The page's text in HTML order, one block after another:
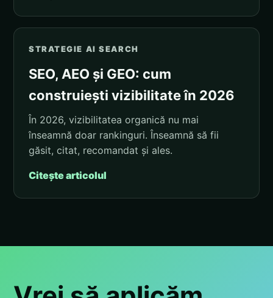
STRATEGIE AI SEARCH
SEO, AEO și GEO: cum
construiești vizibilitate în 2026
În 2026, vizibilitatea organică nu mai
înseamnă doar rankinguri. Înseamnă să fii
găsit, citat, recomandat și ales.
Citește articolul